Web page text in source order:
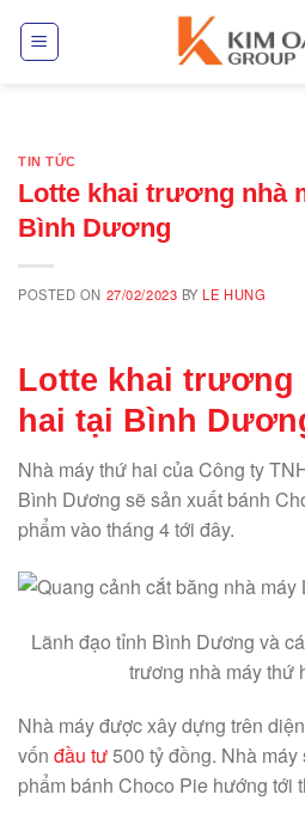
TIN TỨC
Lotte khai trương nhà
Bình Dương
POSTED ON 27/02/2023 BYLE HUNG
Lotte khai trương
hai tại Bình
Nhà máy thứ hai của Công ty
Bình Dương sẽ sản xuất bánh
phẩm vào tháng 4 tới đây.
Lãnh đạo tỉnh Bình Dương và
trương nhà máy thứ
Nhà máy được xây dựng trên
vốn đầu tư500 tỷ đồng. Nhà
phẩm bánh Choco Pie hướng tới